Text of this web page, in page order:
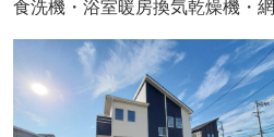
食洗機・浴室暖房換気乾燥機・